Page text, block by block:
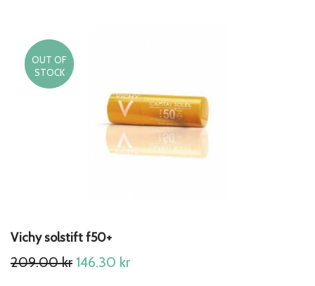
30%
OUT OF
STOCK
Vichy solstift f50+
209.00kr Original
146.30 krCurrent